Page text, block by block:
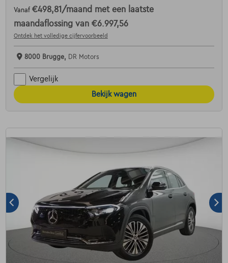
Vanaf €498,81 /maand met een laatste
maandaflossing van €6.997,56
Ontdek het volledige cijfervoorbeeld
8000 Brugge, DR Motors
Vergelijk
Bekijk wagen